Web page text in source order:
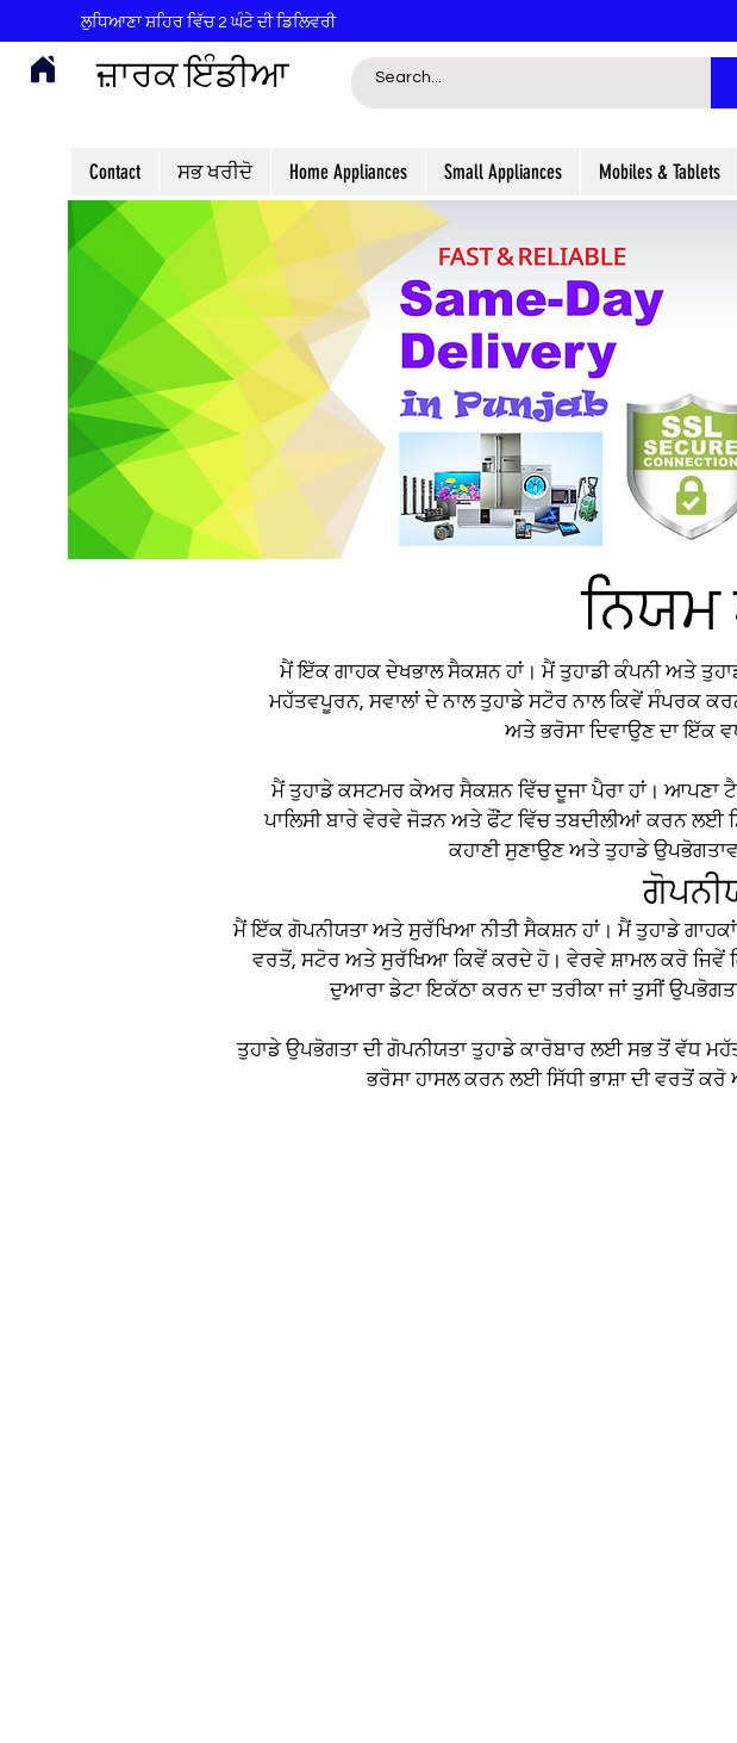
ਲੁਧਿਆਣਾ ਸ਼ਹਿਰ ਵਿੱਚ 2 ਘੰਟੇ ਦੀ ਡਿਲਿਵਰੀ
ਜ਼ਾਰਕ ਇੰਡੀਆ
Contact ਸਭ ਖਰੀਦੋ Home Appliances Small Appliances Mobiles & Tablets
ਮੈਂ ਇੱਕ ਗਾਹਕ ਦੇਖਭਾਲ ਸੈਕਸ਼ਨ ਹਾਂ। ਮੈਂ ਤੁਹਾਡੀ ਕੰਪਨੀ ਅਤੇ
ਮਹੱਤਵਪੂਰਨ, ਸਵਾਲਾਂ ਦੇ ਨਾਲ ਤੁਹਾਡੇ ਸਟੋਰ ਨਾਲ ਕਿਵੇਂ ਸੰਪਰਕ
ਅਤੇ ਭਰੋਸਾ ਦਿਵਾਉਣ ਦਾ ਇੱਕ
ਮੈਂ ਤੁਹਾਡੇ ਕਸਟਮਰ ਕੇਅਰ ਸੈਕਸ਼ਨ ਵਿੱਚ ਦੂਜਾ ਪੈਰਾ ਹਾਂ।
ਪਾਲਿਸੀ ਬਾਰੇ ਵੇਰਵੇ ਜੋੜਨ ਅਤੇ ਫੌਂਟ ਵਿੱਚ ਤਬਦੀਲੀਆਂ ਕਰਨ ਲਈ
ਕਹਾਣੀ ਸੁਣਾਉਣ ਅਤੇ ਤੁਹਾਡੇ
ਮੈਂ ਇੱਕ ਗੋਪਨੀਯਤਾ ਅਤੇ ਸੁਰੱਖਿਆ ਨੀਤੀ ਸੈਕਸ਼ਨ ਹਾਂ। ਮੈਂ ਤੁਹਾਡੇ
ਵਰਤੋਂ, ਸਟੋਰ ਅਤੇ ਸੁਰੱਖਿਆ ਕਿਵੇਂ ਕਰਦੇ ਹੋ। ਵੇਰਵੇ ਸ਼ਾਮਲ ਕਰੋ ਜਿਵੇਂ
ਦੁਆਰਾ ਡੇਟਾ ਇਕੱਠਾ ਕਰਨ ਦਾ ਤਰੀਕਾ ਜਾਂ ਤੁਸੀਂ
ਤੁਹਾਡੇ ਉਪਭੋਗਤਾ ਦੀ ਗੋਪਨੀਯਤਾ ਤੁਹਾਡੇ ਕਾਰੋਬਾਰ ਲਈ ਸਭ ਤੋਂ ਵੱਧ
ਭਰੋਸਾ ਹਾਸਲ ਕਰਨ ਲਈ ਸਿੱਧੀ ਭਾਸ਼ਾ ਦੀ ਵਰਤੋਂ